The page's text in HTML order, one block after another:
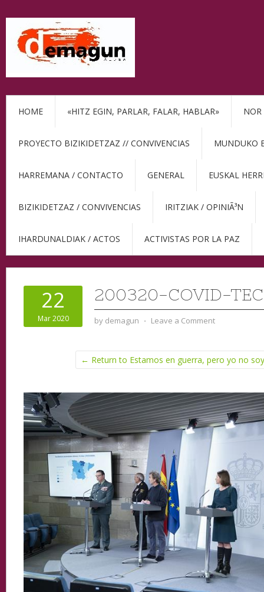
HOME «HITZ EGIN, PARLAR, FALAR, HABLAR» NOR
PROYECTO BIZIKIDETZAZ // CONVIVENCIAS MUNDUKO
HARREMANA / CONTACTO GENERAL EUSKAL
BIZIKIDETZAZ / CONVIVENCIAS IRITZIAK / OPINIÃ³N
IHARDUNALDIAK / ACTOS ACTIVISTAS POR LA PAZ
22
Mar 2020
200320-COVID-
by demagun ⋅ Leave a Comment
← Return to Estamos en guerra, pero yo no